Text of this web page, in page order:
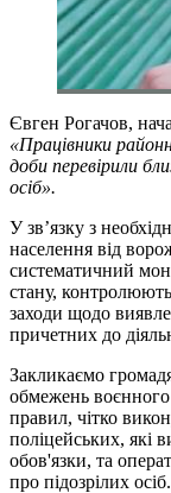
Євген Рогачов,
«Працівники
доби перевірили
осіб».
У зв’язку з
населення від
систематичний
стану,
заходи щодо
причетних до
Закликаємо
обмежень
правил, чітко
поліцейських, які
обов'язки, та
про підозрілих осіб.